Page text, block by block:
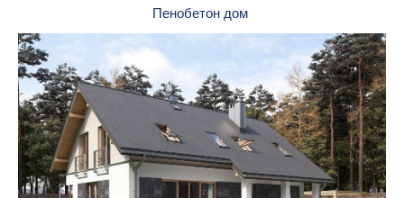
Пенобетон дом